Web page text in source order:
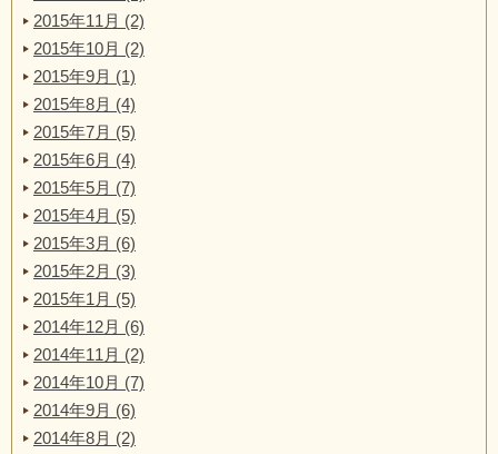
2015年11月 (2)
2015年10月 (2)
2015年9月 (1)
2015年8月 (4)
2015年7月 (5)
2015年6月 (4)
2015年5月 (7)
2015年4月 (5)
2015年3月 (6)
2015年2月 (3)
2015年1月 (5)
2014年12月 (6)
2014年11月 (2)
2014年10月 (7)
2014年9月 (6)
2014年8月 (2)